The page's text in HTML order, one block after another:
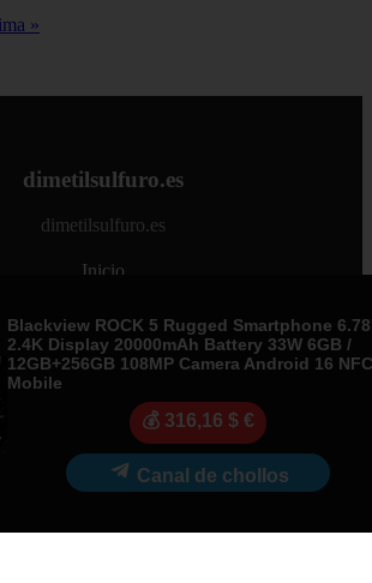
»
dimetilsulfuro.es
dimetilsulfuro.es
Inicio
Todos los derechos reservados.
Política de Cookies|Política de Privacidad
Creado por 0lemiswebs SEO y
web
Libro sobre Cabañuelas
Blackview ROCK 5 Rugged Smartphone
2.4K Display 20000mAh Battery 33W 6GB /
12GB+256GB 108MP Camera Android 16 NFC
Mobile
💰 316,16 $ €
Canal de chollos